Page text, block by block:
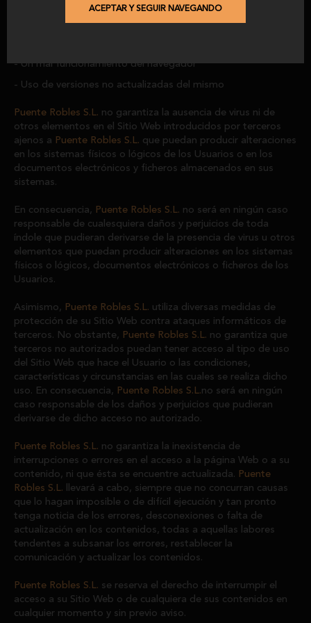
ACEPTAR Y SEGUIR NAVEGANDO
Un mal funcionamiento del navegador
Uso de versiones no actualizadas del mismo
Puente Robles S.L. no garantiza la ausencia de virus ni de
otros elementos en el Sitio Web introducidos por terceros
ajenos a Puente Robles S.L. que puedan producir alteraciones
en los sistemas físicos o lógicos de los Usuarios o en los
documentos electrónicos y ficheros almacenados en sus
sistemas.
En consecuencia, Puente Robles S.L. no será en ningún caso
responsable de cualesquiera daños y perjuicios de toda
índole que pudieran derivarse de la presencia de virus u otros
elementos que puedan producir alteraciones en los sistemas
físicos o lógicos, documentos electrónicos o ficheros de los
Usuarios.
Asimismo, Puente Robles S.L. utiliza diversas medidas de
protección de su Sitio Web contra ataques informáticos de
terceros. No obstante, Puente Robles S.L. no garantiza que
terceros no autorizados puedan tener acceso al tipo de uso
del Sitio Web que hace el Usuario o las condiciones,
características y circunstancias en las cuales se realiza dicho
uso. En consecuencia, Puente Robles S.L.no será en ningún
caso responsable de los daños y perjuicios que pudieran
derivarse de dicho acceso no autorizado.
Puente Robles S.L. no garantiza la inexistencia de
interrupciones o errores en el acceso a la página Web o a su
contenido, ni que ésta se encuentre actualizada. Puente
Robles S.L. llevará a cabo, siempre que no concurran causas
que lo hagan imposible o de difícil ejecución y tan pronto
tenga noticia de los errores, desconexiones o falta de
actualización en los contenidos, todas a aquellas labores
tendentes a subsanar los errores, restablecer la
comunicación y actualizar los contenidos.
Puente Robles S.L. se reserva el derecho de interrumpir el
acceso a su Sitio Web o de cualquiera de sus contenidos en
cualquier momento y sin previo aviso.